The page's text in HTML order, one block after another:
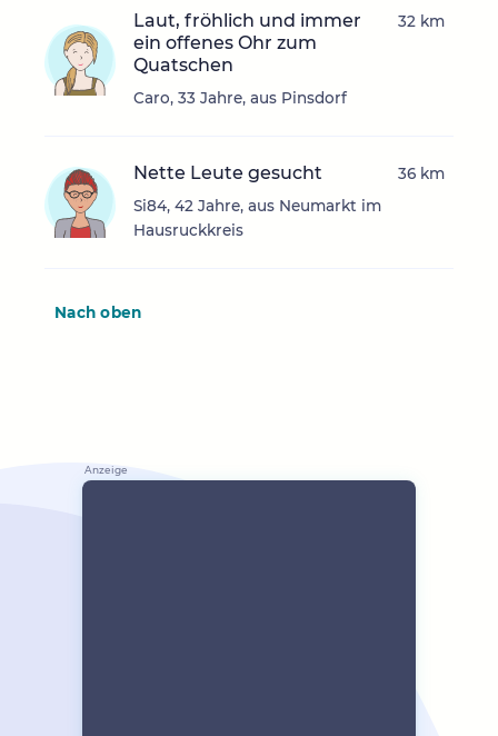
Laut, fröhlich und immer
ein offenes Ohr zum
Quatschen
Caro, 33 Jahre, aus Pinsdorf
32 km
Nette Leute gesucht
Si84, 42 Jahre, aus Neumarkt im
Hausruckkreis
36 km
Nach oben